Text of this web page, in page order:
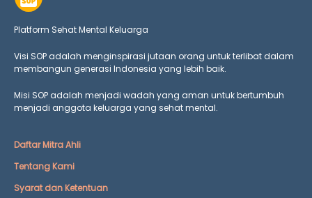
Platform Sehat Mental Keluarga
Visi SOP adalah menginspirasi jutaan orang untuk terlibat dalam
membangun generasi Indonesia yang lebih baik.
Misi SOP adalah menjadi wadah yang aman untuk bertumbuh
menjadi anggota keluarga yang sehat mental.
Daftar Mitra Ahli
Tentang Kami
Syarat dan Ketentuan